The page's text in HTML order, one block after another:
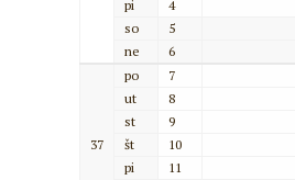
pi
4
so
5
ne
6
37
po
7
ut
8
st
9
št
10
pi
11